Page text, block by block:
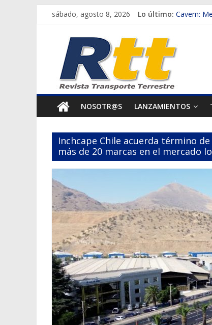
Saltarsábado, agosto 8, 2026 Lo último: Cavem:
Chile es el
Rtt
Revista
Transporte
Terrestre
Autos,
camiones,
motos,
información
del
mundo
del
transporte
NOSOTR@S LANZAMIENTOS
Inchcape Chile acuerda término
más de 20 marcas en el mercado